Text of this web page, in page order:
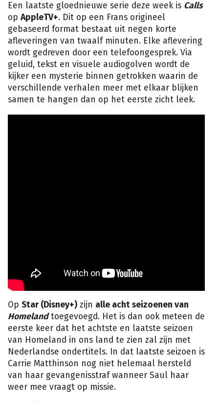
Een laatste gloednieuwe serie deze week is Calls
op AppleTV+. Dit op een Frans origineel
gebaseerd format bestaat uit negen korte
afleveringen van twaalf minuten. Elke aflevering
wordt gedreven door een telefoongesprek. Via
geluid, tekst en visuele audiogolven wordt de
kijker een mysterie binnen getrokken waarin de
verschillende verhalen meer met elkaar blijken
samen te hangen dan op het eerste zicht leek.
Op Star (Disney+) zijn alle acht seizoenen van
Homelandtoegevoegd. Het is dan ook meteen de
eerste keer dat het achtste en laatste seizoen
van Homeland in ons land te zien zal zijn met
Nederlandse ondertitels. In dat laatste seizoen is
Carrie Matthinson nog niet helemaal hersteld
van haar gevangenisstraf wanneer Saul haar
weer mee vraagt op missie.